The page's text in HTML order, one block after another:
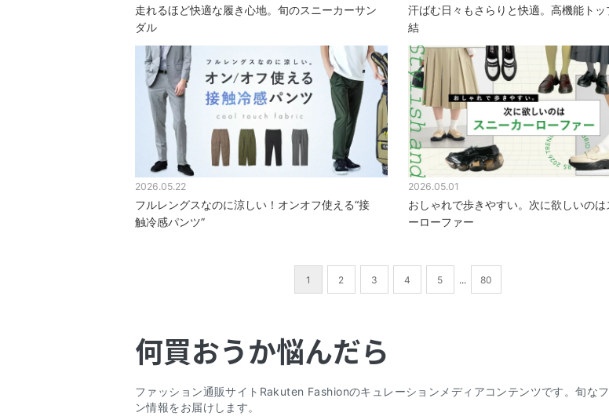
走れるほど快適な履き心地。旬のスニーカーサン
ダル
汗ばむ日々もさらりと快適。高機能トッ
結
2026.05.22
フルレングスなのに涼しい！オンオフ使える“接
触冷感パンツ”
2026.05.01
おしゃれで歩きやすい。次に欲しいのは
ーローファー
1 2 3 4 5 ... 80
何買おうか悩んだら
ファッション通販サイトRakuten Fashionのキュレーションメディアコンテンツです。旬な
ン情報をお届けします。